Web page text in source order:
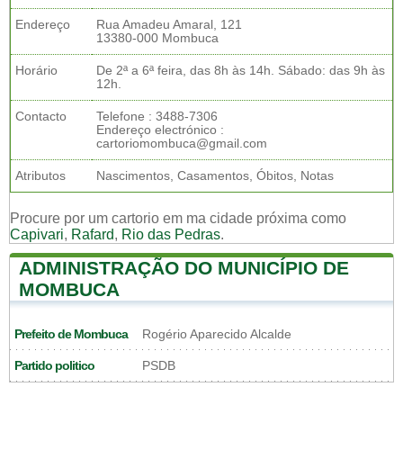
Endereço
Rua Amadeu Amaral, 121
13380-000 Mombuca
Horário
De 2ª a 6ª feira, das 8h às 14h. Sábado: das 9h às
12h.
Contacto
Telefone : 3488-7306
Endereço electrónico :
cartoriomombuca@gmail.com
Atributos Nascimentos, Casamentos, Óbitos, Notas
Procure por um cartorio em ma cidade próxima como
Capivari, Rafard, Rio das Pedras.
ADMINISTRAÇÃO DO MUNICÍPIO DE
MOMBUCA
Prefeito de Mombuca Rogério Aparecido Alcalde
Partido politico PSDB